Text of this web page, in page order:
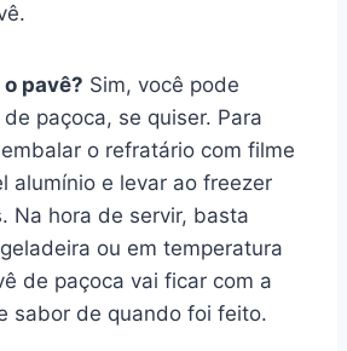
pavê? Sim, você pode
paçoca, se quiser. Para
o refratário com filme
alumínio e levar ao freezer
Na hora de servir, basta
ou em temperatura
de paçoca vai ficar com a
sabor de quando foi feito.